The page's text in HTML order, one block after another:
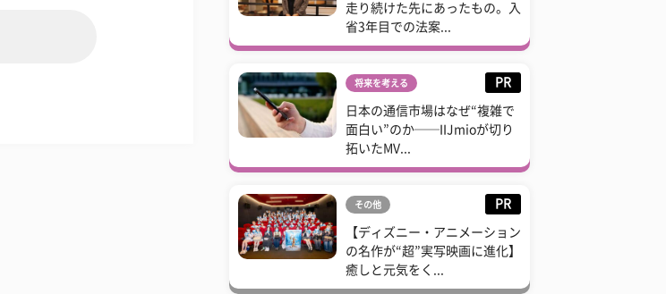
走り続けた先にあったもの。入
省3年目での法案...
将来を考える PR
日本の通信市場はなぜ“複雑で
面白い”のか──IIJmioが切り
拓いたMV...
その他 PR
【ディズニー・アニメーション
の名作が“超”実写映画に進化】
癒しと元気をく...